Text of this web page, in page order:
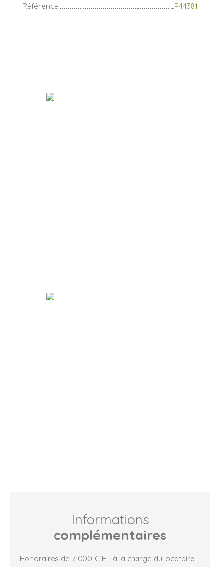
Référence
LP44381
Informations
complémentaires
Honoraires de 7 000 € HT à la charge du locataire.